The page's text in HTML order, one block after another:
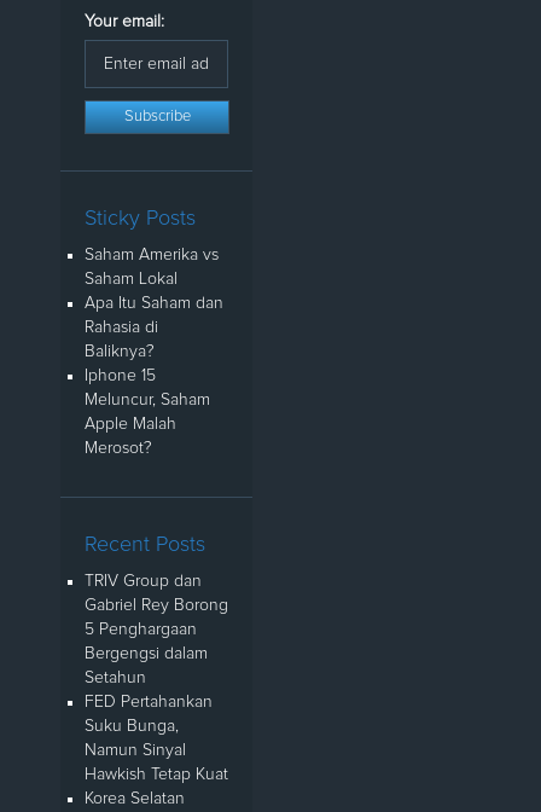
Your email:
Sticky Posts
Saham Amerika vs
Saham Lokal
Apa Itu Saham dan
Rahasia di
Baliknya?
Iphone 15
Meluncur, Saham
Apple Malah
Merosot?
Recent Posts
TRIV Group dan
Gabriel Rey Borong
5 Penghargaan
Bergengsi dalam
Setahun
FED Pertahankan
Suku Bunga,
Namun Sinyal
Hawkish Tetap Kuat
Korea Selatan